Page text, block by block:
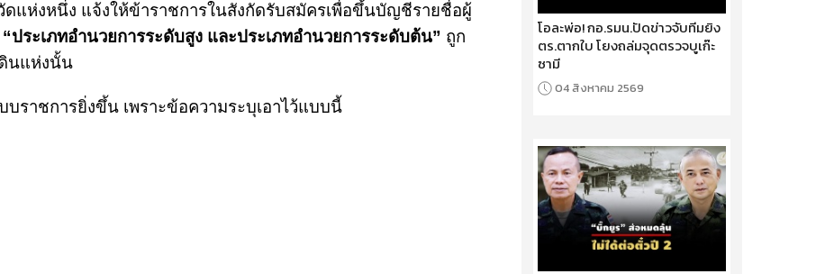
แห่งหนึ่ง แจ้งให้ข้าราชการในสังกัดรับสมัครเพื่อขึ้นบัญชีรายชื่อผู้
“ประเภทอำนวยการระดับสูง และประเภทอำนวยการระดับต้น” ถูก
นแห่งนั้น
ราชการยิ่งขึ้น เพราะข้อความระบุเอาไว้แบบนี้
โอละพ่อ! กอ.รมน.ปัดข่าวจับทีมยิง
ตร.ตากใบ โยงถล่มจุดตรวจบูเก๊ะ
ซามี
04 สิงหาคม 2569